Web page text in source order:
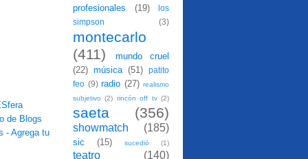
profesionales
(19)
los
simpson
(3)
montecarlo
(411)
mundo cruel
(22) música (51)
patito
feo (9) radio (27) realismo
subjetivo (2) rincón off tv (2)
saeta (356)
showmatch (185)
sic (15) sucedió (1)
teatro (140)